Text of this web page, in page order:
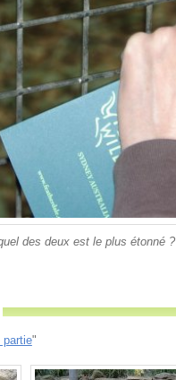
des deux est le plus étonné ?
partie"